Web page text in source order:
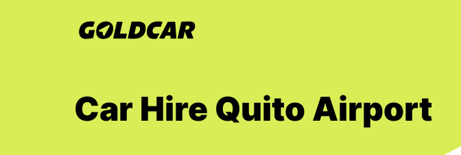
Car Hire Quito Airport